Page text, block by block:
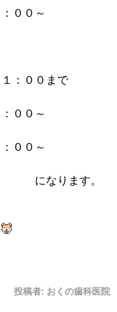
０～
００まで
０～
０～
。
投稿者: おくの歯科医院